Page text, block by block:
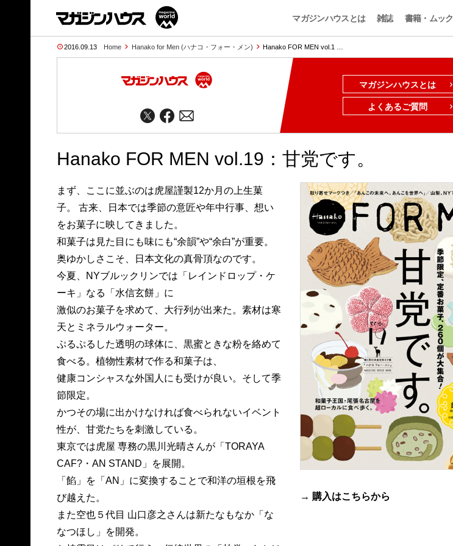
マガジンハウスとは 雑誌 書籍・ムック
2016.09.13 Home Hanako for Men (ハナコ・フォー・メン) Hanako FOR MEN vol.1 …
マガジンハウスとは
よくあるご質問
Hanako FOR MEN vol.19：甘党です。
まず、ここに並ぶのは虎屋謹製12か月の上生菓
子。 古来、日本では季節の意匠や年中行事、想い
をお菓子に映してきました。
和菓子は見た目にも味にも“余韻”や“余白”が重要。
奥ゆかしさこそ、日本文化の真骨頂なのです。
今夏、NYブルックリンでは「レインドロップ・ケ
ーキ」なる「水信玄餅」に
激似のお菓子を求めて、大行列が出来た。素材は寒
天とミネラルウォーター。
ぷるぷるした透明の球体に、黒蜜ときな粉を絡めて
食べる。植物性素材で作る和菓子は、
健康コンシャスな外国人にも受けが良い。そして季
節限定。
かつその場に出かけなければ食べられないイベント
性が、甘党たちを刺激している。
東京では虎屋 専務の黒川光晴さんが「TORAYA
CAF?・AN STAND」を展開。
「餡」を「AN」に変換することで和洋の垣根を飛
び越えた。
また空也５代目 山口彦之さんは新たなもなか「な
なつほし」を開発。
→ 購入はこちらから